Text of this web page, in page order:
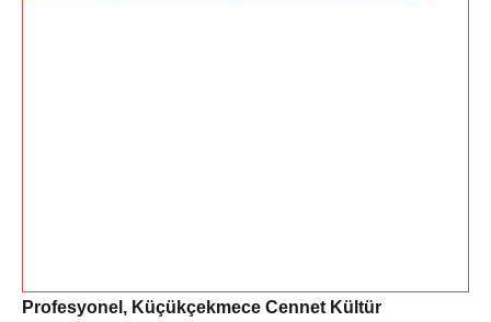
Profesyonel, Küçükçekmece Cennet Kültür